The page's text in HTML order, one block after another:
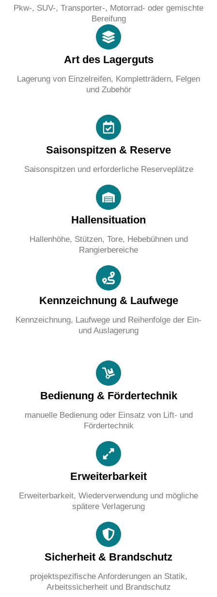
Pkw-, SUV-, Transporter-, Motorrad- oder gemischte
Bereifung
Art des Lagerguts
Lagerung von Einzelreifen, Kompletträdern, Felgen
und Zubehör
Saisonspitzen & Reserve
Saisonspitzen und erforderliche Reserveplätze
Hallensituation
Hallenhöhe, Stützen, Tore, Hebebühnen und
Rangierbereiche
Kennzeichnung & Laufwege
Kennzeichnung, Laufwege und Reihenfolge der Ein-
und Auslagerung
Bedienung & Fördertechnik
manuelle Bedienung oder Einsatz von Lift- und
Fördertechnik
Erweiterbarkeit
Erweiterbarkeit, Wiederverwendung und mögliche
spätere Verlagerung
Sicherheit & Brandschutz
projektspezifische Anforderungen an Statik,
Arbeitssicherheit und Brandschutz